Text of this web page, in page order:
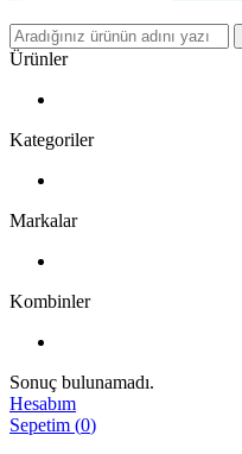
Ürünler
Kategoriler
Markalar
Kombinler
Sonuç bulunamadı.
Hesabım
Sepetim (0)